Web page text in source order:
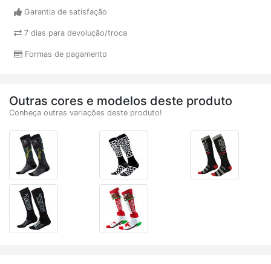
Garantia de satisfação
7 dias para devolução/troca
Formas de pagamento
Outras cores e modelos deste produto
Conheça outras variações deste produto!